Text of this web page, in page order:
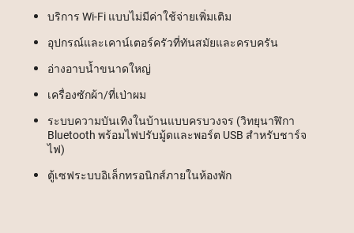
บริการ Wi-Fi แบบไม่มีค่าใช้จ่ายเพิ่มเติม
อุปกรณ์และเคาน์เตอร์ครัวที่ทันสมัยและครบครัน
อ่างอาบน้ำขนาดใหญ่
เครื่องซักผ้า/ที่เป่าผม
ระบบความบันเทิงในบ้านแบบครบวงจร (วิทยุนาฬิกา
Bluetooth พร้อมไฟปรับมู้ดและพอร์ต USB สำหรับชาร์จ
ไฟ)
ตู้เซฟระบบอิเล็กทรอนิกส์ภายในห้องพัก